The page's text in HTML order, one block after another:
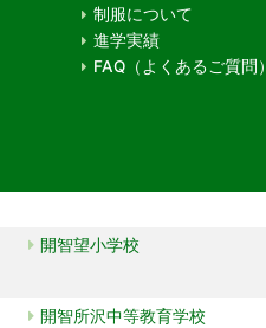
制服について
進学実績
FAQ（よくあるご質問）
開智望小学校
開智所沢中等教育学校